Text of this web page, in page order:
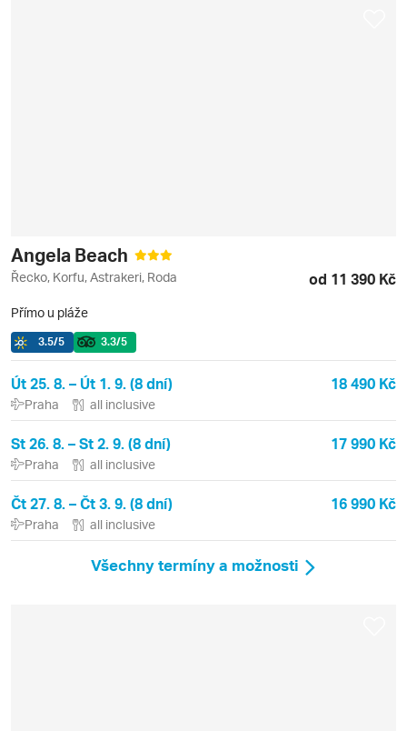
Angela Beach
Řecko, Korfu, Astrakeri, Roda od 11 390 Kč
Přímo u pláže
3.5/5 3.3/5
Út 25. 8. – Út 1. 9. (8 dní) 18 490 Kč
Praha all inclusive
St 26. 8. – St 2. 9. (8 dní) 17 990 Kč
Praha all inclusive
Čt 27. 8. – Čt 3. 9. (8 dní) 16 990 Kč
Praha all inclusive
Všechny termíny a možnosti